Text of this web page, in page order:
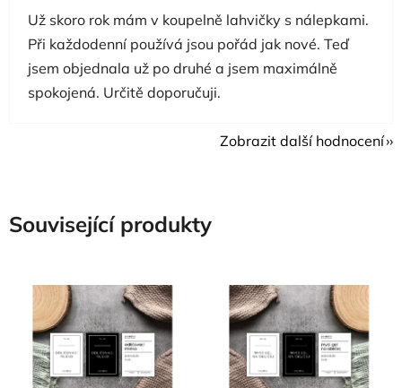
Už skoro rok mám v koupelně lahvičky s nálepkami.
Při každodenní používá jsou pořád jak nové. Teď
jsem objednala už po druhé a jsem maximálně
spokojená. Určitě doporučuji.
Zobrazit další hodnocení
Související produkty